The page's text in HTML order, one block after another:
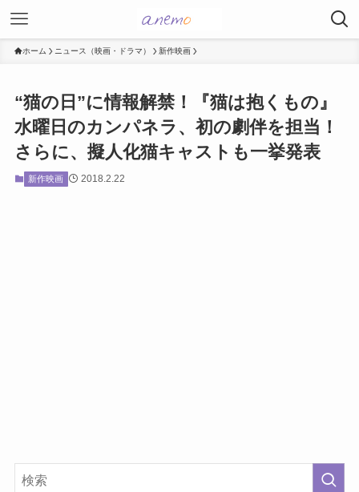
ホーム ニュース（映画・ドラマ） 新作映画
“猫の日”に情報解禁！『猫は抱くもの』
水曜日のカンパネラ、初の劇伴を担当！
さらに、擬人化猫キャストも一挙発表
新作映画 2018.2.22